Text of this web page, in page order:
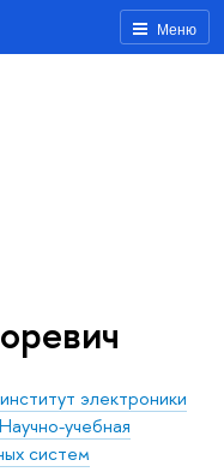
Меню
электроники
Научно-учебная
систем